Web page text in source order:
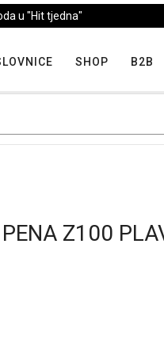
u "Hit tjedna"
SHOP B2B
Z100